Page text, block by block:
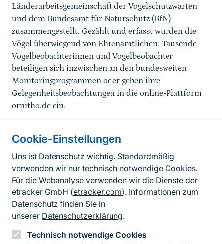
Cookie-Einstellungen
Uns ist Datenschutz wichtig. Standardmäßig
verwenden wir nur technisch notwendige Cookies.
Für die Webanalyse verwenden wir die Dienste der
etracker GmbH (etracker.com). Informationen zum
Datenschutz finden Sie in
unserer Datenschutzerklärung.
Technisch notwendige Cookies
Länderarbeitsgemeinschaft der Vogelschutzwarten
und dem Bundesamt für Naturschutz (BfN)
zusammengestellt. Gezählt und erfasst wurden die
Vögel überwiegend von Ehrenamtlichen. Tausende
Vogelbeobachterinnen und Vogelbeobachter
beteiligen sich inzwischen an den bundesweiten
Monitoringprogrammen oder geben ihre
Gelegenheitsbeobachtungen in die online-Plattform
ornitho.de ein.
Informationen zur Seite
FußzeileKontakt zum BfN
Kontaktformular
Erklärung zur Barrierefreiheit
Impressum